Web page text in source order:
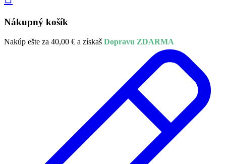
Nákupný košík
Nakúp ešte za 40,00 € a získaš Dopravu ZDARMA